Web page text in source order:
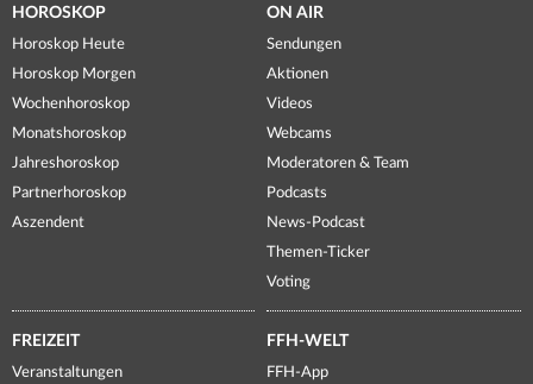
HOROSKOP
Horoskop Heute
Horoskop Morgen
Wochenhoroskop
Monatshoroskop
Jahreshoroskop
Partnerhoroskop
Aszendent
ON AIR
Sendungen
Aktionen
Videos
Webcams
Moderatoren & Team
Podcasts
News-Podcast
Themen-Ticker
Voting
FREIZEIT
Veranstaltungen
FFH-WELT
FFH-App